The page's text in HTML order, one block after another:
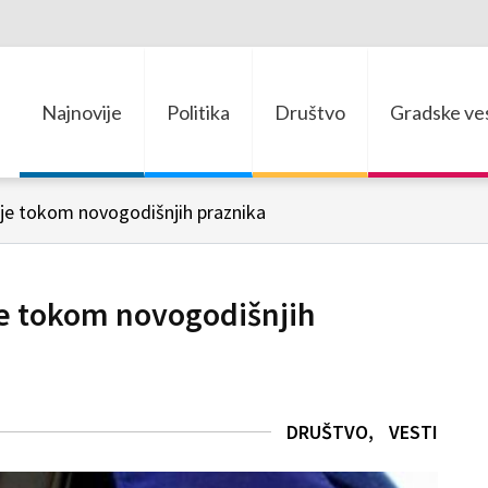
Najnovije Politika Društvo Gradske
tokom novogodišnjih praznika
tokom novogodišnjih
DRUŠTVO VESTI